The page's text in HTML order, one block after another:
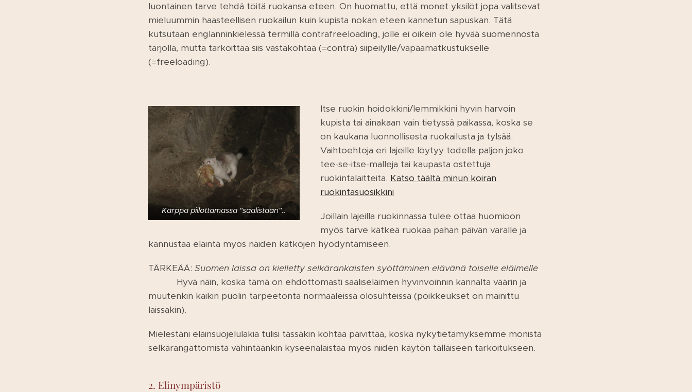
luontainen tarve tehdä töitä ruokansa eteen. On huomattu, että monet yksilöt jopa valitsevat
mieluummin haasteellisen ruokailun kuin kupista nokan eteen kannetun sapuskan. Tätä
kutsutaan englanninkielessä termillä contrafreeloading, jolle ei oikein ole hyvää suomennosta
tarjolla, mutta tarkoittaa siis vastakohtaa (=contra) siipeilylle/vapaamatkustukselle
(=freeloading).
Kärppä piilottamassa "saalistaan"..
Itse ruokin hoidokkini/lemmikkini hyvin harvoin
kupista tai ainakaan vain tietyssä paikassa, koska se
on kaukana luonnollisesta ruokailusta ja tylsää.
Vaihtoehtoja eri lajeille löytyy todella paljon joko
tee-se-itse-malleja tai kaupasta ostettuja
ruokintalaitteita. Katso täältä minun koiran
ruokintasuosikkini
Joillain lajeilla ruokinnassa tulee ottaa huomioon
myös tarve kätkeä ruokaa pahan päivän varalle ja
kannustaa eläintä myös näiden kätköjen hyödyntämiseen.
TÄRKEÄÄ: Suomen laissa on kielletty selkärankaisten syöttäminen elävänä toiselle eläimelle
Hyvä näin, koska tämä on ehdottomasti saaliseläimen hyvinvoinnin kannalta väärin ja
muutenkin kaikin puolin tarpeetonta normaaleissa olosuhteissa (poikkeukset on mainittu
laissakin).
Mielestäni eläinsuojelulakia tulisi tässäkin kohtaa päivittää, koska nykytietämyksemme monista
selkärangattomista vähintäänkin kyseenalaistaa myös niiden käytön tälläiseen tarkoitukseen.
2. Elinympäristö